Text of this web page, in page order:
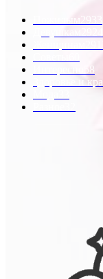
Пожилым
58
Здоровье и